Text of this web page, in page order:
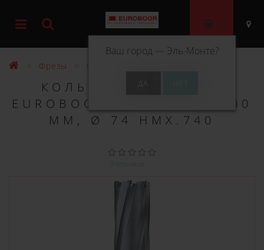
Ваш город — Эль-Монте?
0
Фрезы Фрезы ТСТ 100 мм
КОЛЬЦЕВОЕ СВЕРЛО
EUROBOOR TCT ДЛИНА 100
ММ, Ø 74 HMX.740